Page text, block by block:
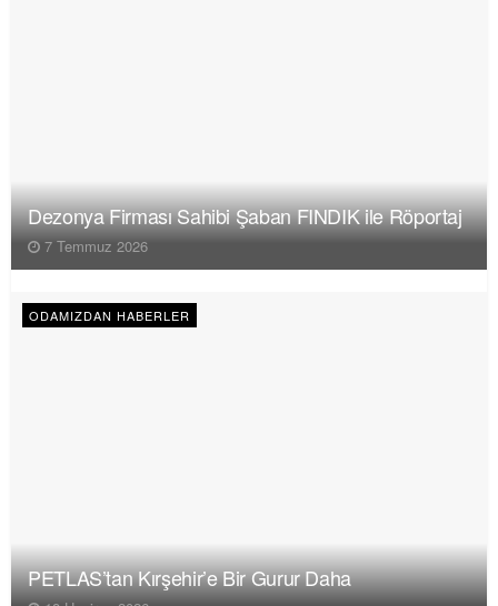
Dezonya Firması Sahibi Şaban FINDIK ile Röportaj
7 Temmuz 2026
ODAMIZDAN HABERLER
PETLAS’tan Kırşehir’e Bir Gurur Daha